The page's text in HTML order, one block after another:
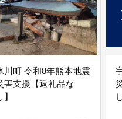
川町 令和8年熊本地震
害支援【返礼品な
】